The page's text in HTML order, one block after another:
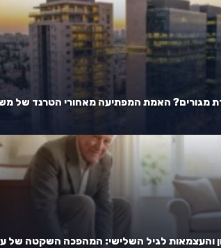
מגורים? האמת המפתיעה מאחורי הטרנד של
והעצמאות לגיל השלישי: המהפכה השקטה של